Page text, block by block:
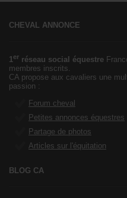
CHEVAL ANNONCE
1er réseau social équestre
membres inscrits.
CA propose aux cavaliers une
passion :
Forum cheval
Petites annonces équestres
Partage de photos
Articles sur l'équitation
BLOG CA